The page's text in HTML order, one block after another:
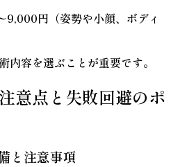
円（姿勢や小顔、ボディ
内容を選ぶことが重要です。
意点と失敗回避のポ
と注意事項